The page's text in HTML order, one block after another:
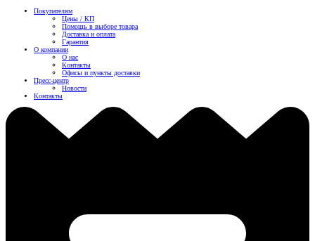
Покупателям
Цены / КП
Помощь в выборе товара
Доставка и оплата
Гарантия
О компании
О нас
Контакты
Офисы и пункты доставки
Пресс-центр
Новости
Контакты